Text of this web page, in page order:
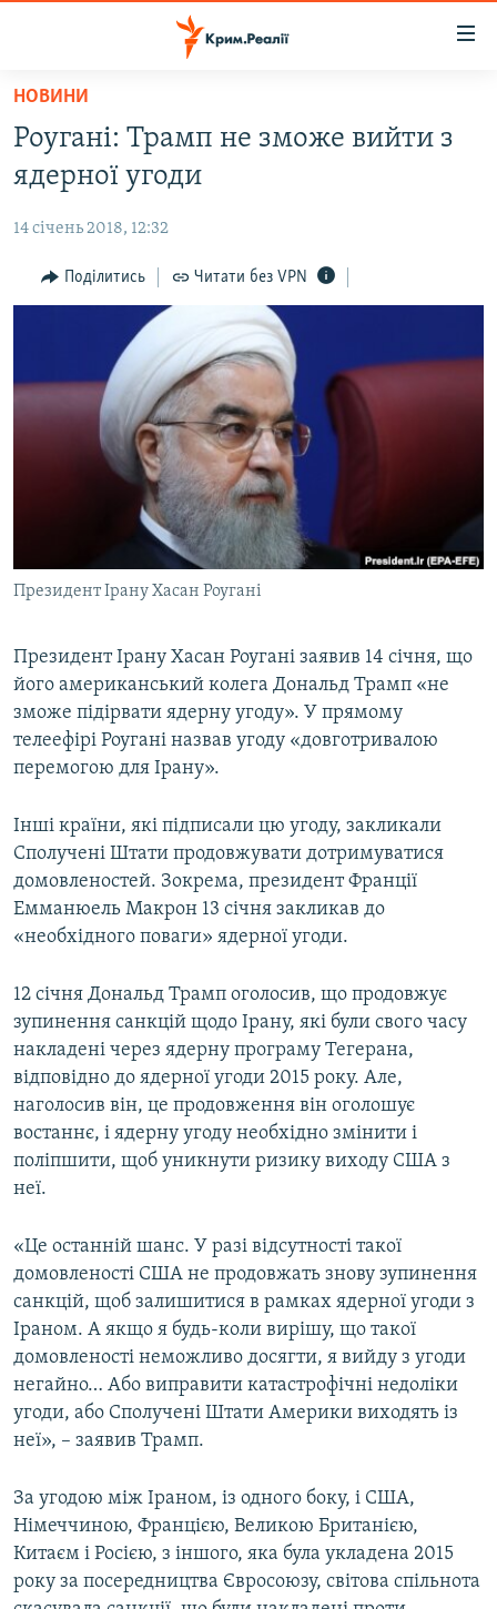
Перейти
основного
матеріалу
Перейти
до
навігації
Перейти
ВОДА.КРИМ
ВІДЕО ТА ФОТО
ПОЛІТИКА
БЛОГИ
ВСЕ ЗА ДЕНЬ
СПЕЦПРОЕКТИ
ДЕПОРТАЦІЯ
ВІДЕОУРОКИ «ELIFBE»
СВІДЧЕННЯ ОКУПАЦІЇ
УКРАЇНСЬКА ПРОБЛЕМА КРИМУ
ЯК ОБІЙТИ БЛОКУВАННЯ
Qırımtatar
Усі сайти RFE/RL
НОВИНИ
Роугані: Трамп не зможе вийти з
ядерної угоди
14 січень 2018, 12:32
Поділитись Читати без VPN
Президент Ірану Хасан Роугані
Президент Ірану Хасан Роугані заявив 14 січня, що
його американський колега Дональд Трамп «не
зможе підірвати ядерну угоду». У прямому
телеефірі Роугані назвав угоду «довготривалою
перемогою для Ірану».
Інші країни, які підписали цю угоду, закликали
Сполучені Штати продовжувати дотримуватися
домовленостей. Зокрема, президент Франції
Емманюель Макрон 13 січня закликав до
«необхідного поваги» ядерної угоди.
12 січня Дональд Трамп оголосив, що продовжує
зупинення санкцій щодо Ірану, які були свого часу
накладені через ядерну програму Тегерана,
відповідно до ядерної угоди 2015 року. Але,
наголосив він, це продовження він оголошує
востаннє, і ядерну угоду необхідно змінити і
поліпшити, щоб уникнути ризику виходу США з
неї.
«Це останній шанс. У разі відсутності такої
домовленості США не продовжать знову зупинення
санкцій, щоб залишитися в рамках ядерної угоди з
Іраном. А якщо я будь-коли вирішу, що такої
домовленості неможливо досягти, я вийду з угоди
негайно… Або виправити катастрофічні недоліки
угоди, або Сполучені Штати Америки виходять із
неї», – заявив Трамп.
За угодою між Іраном, із одного боку, і США,
Німеччиною, Францією, Великою Британією,
Китаєм і Росією, з іншого, яка була укладена 2015
року за посередництва Євросоюзу, світова спільнота